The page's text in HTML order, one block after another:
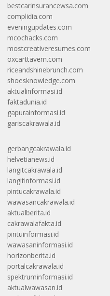
bestcarinsurancewsa.com
complidia.com
eveningupdates.com
mcochacks.com
mostcreativeresumes.com
oxcarttavern.com
riceandshinebrunch.com
shoesknowledge.com
aktualinformasi.id
faktadunia.id
gapurainformasi.id
gariscakrawala.id
gerbangcakrawala.id
helvetianews.id
langitcakrawala.id
langitinformasi.id
pintucakrawala.id
wawasancakrawala.id
aktualberita.id
cakrawalafakta.id
pintuinformasi.id
wawasaninformasi.id
horizonberita.id
portalcakrawala.id
spektruminformasi.id
aktualwawasan.id